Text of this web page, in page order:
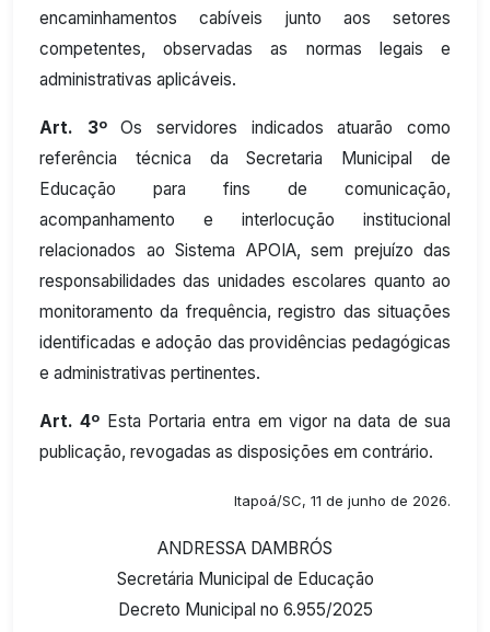
encaminhamentos cabíveis junto aos setores
competentes, observadas as normas legais e
administrativas aplicáveis.
Art. 3ºOs servidores indicados atuarão como
referência técnica da Secretaria Municipal de
Educação para fins de comunicação,
acompanhamento e interlocução institucional
relacionados ao Sistema APOIA, sem prejuízo das
responsabilidades das unidades escolares quanto ao
monitoramento da frequência, registro das situações
identificadas e adoção das providências pedagógicas
e administrativas pertinentes.
Art. 4º Esta Portaria entra em vigor na data de sua
publicação, revogadas as disposições em contrário.
Itapoá/SC, 11 de junho de 2026.
ANDRESSA DAMBRÓS
Secretária Municipal de Educação
Decreto Municipal no 6.955/2025